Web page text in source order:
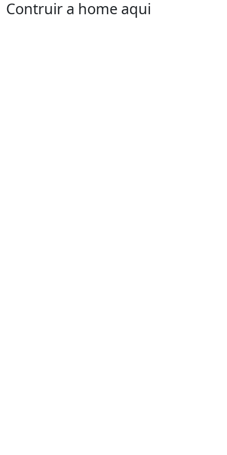
Contruir a home aqui